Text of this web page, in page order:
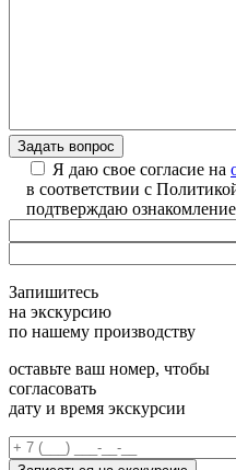
Я даю свое согласие на
в соответствии с
подтверждаю
Запишитесь
на экскурсию
по нашему производству
оставьте ваш номер, чтобы
согласовать
дату и время экскурсии